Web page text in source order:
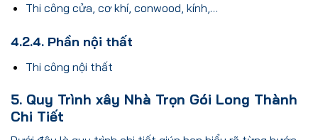
Thi công cửa, cơ khí, conwood, kính,…
4.2.4. Phần nội thất
Thi công nội thất
5. Quy Trình xây Nhà Trọn Gói Long Thành
Chi Tiết